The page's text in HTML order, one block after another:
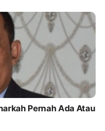
Pernah Ada Atau